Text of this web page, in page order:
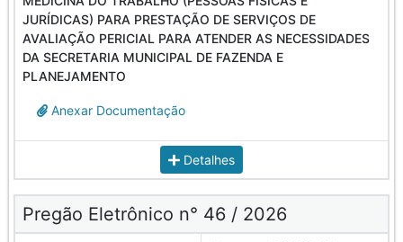
JURÍDICAS) PARA PRESTAÇÃO DE SERVIÇOS DE
AVALIAÇÃO PERICIAL PARA ATENDER AS NECESSIDADES
DA SECRETARIA MUNICIPAL DE FAZENDA E
PLANEJAMENTO
Anexar Documentação
Detalhes
Pregão Eletrônico n° 46 / 2026